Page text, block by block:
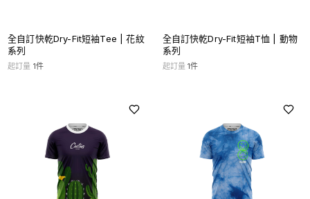
全自訂快乾Dry-Fit短袖Tee | 花紋
系列
起訂量 1件
全自訂快乾Dry-Fit短袖T恤 | 動物
系列
起訂量 1件